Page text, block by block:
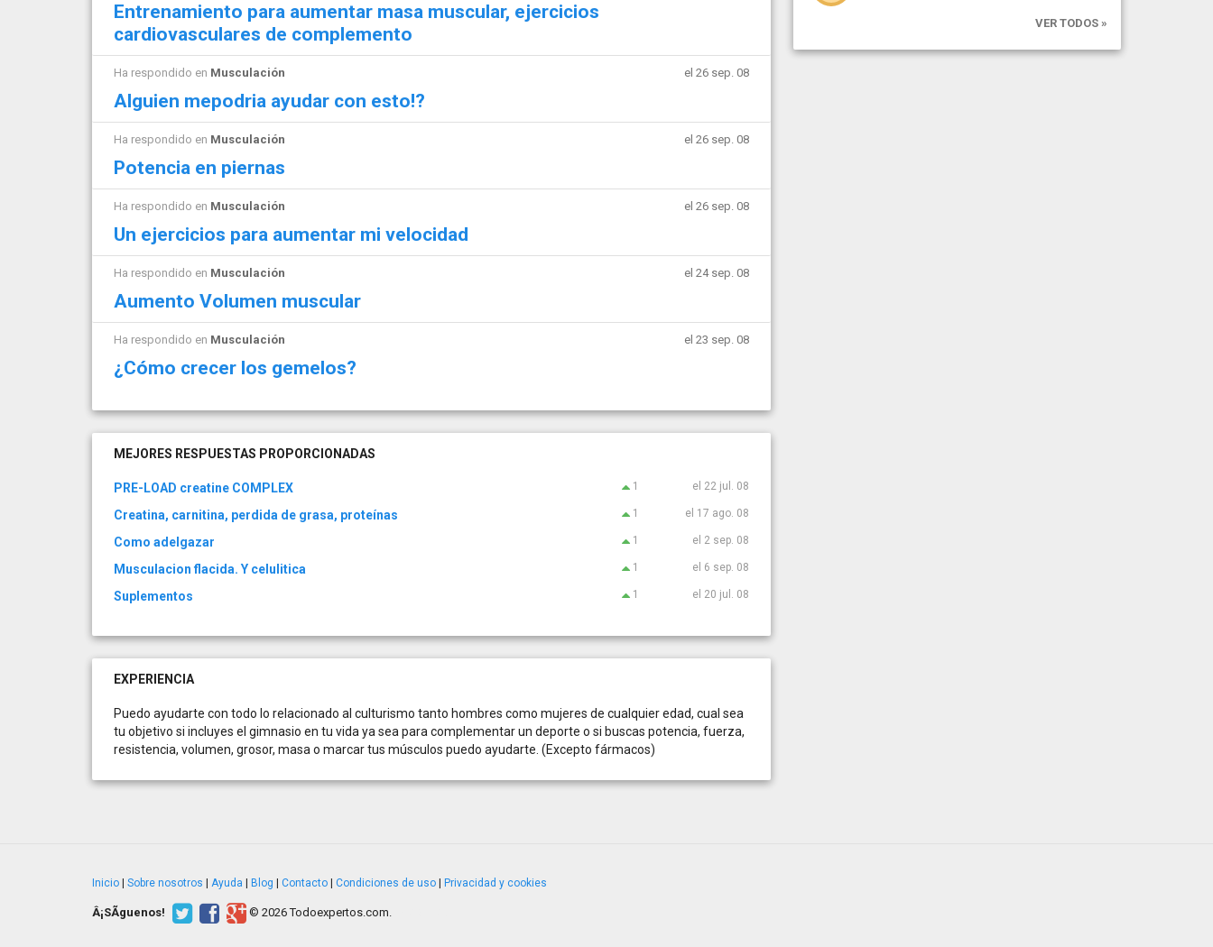
Entrenamiento para aumentar masa muscular, ejercicios
cardiovasculares de complemento
Ha respondido en Musculación el 26 sep. 08
Alguien mepodria ayudar con esto!?
Ha respondido en Musculación el 26 sep. 08
Potencia en piernas
Ha respondido en Musculación el 26 sep. 08
Un ejercicios para aumentar mi velocidad
Ha respondido en Musculación el 24 sep. 08
Aumento Volumen muscular
Ha respondido en Musculación el 23 sep. 08
¿Cómo crecer los gemelos?
MEJORES RESPUESTAS PROPORCIONADAS
PRE-LOAD creatine COMPLEX 1 el 22 jul. 08
Creatina, carnitina, perdida de grasa, proteínas 1 el 17 ago. 08
Como adelgazar 1 el 2 sep. 08
Musculacion flacida. Y celulitica 1 el 6 sep. 08
Suplementos 1 el 20 jul. 08
EXPERIENCIA
Puedo ayudarte con todo lo relacionado al culturismo tanto hombres como mujeres de cualquier edad, cual sea
tu objetivo si incluyes el gimnasio en tu vida ya sea para complementar un deporte o si buscas potencia, fuerza,
resistencia, volumen, grosor, masa o marcar tus músculos puedo ayudarte. (Excepto fármacos)
VER TODOS »
Inicio Sobre nosotros Ayuda Blog Contacto Condiciones de uso Privacidad y cookies
Â¡SÃ­guenos! © 2026 Todoexpertos.com.